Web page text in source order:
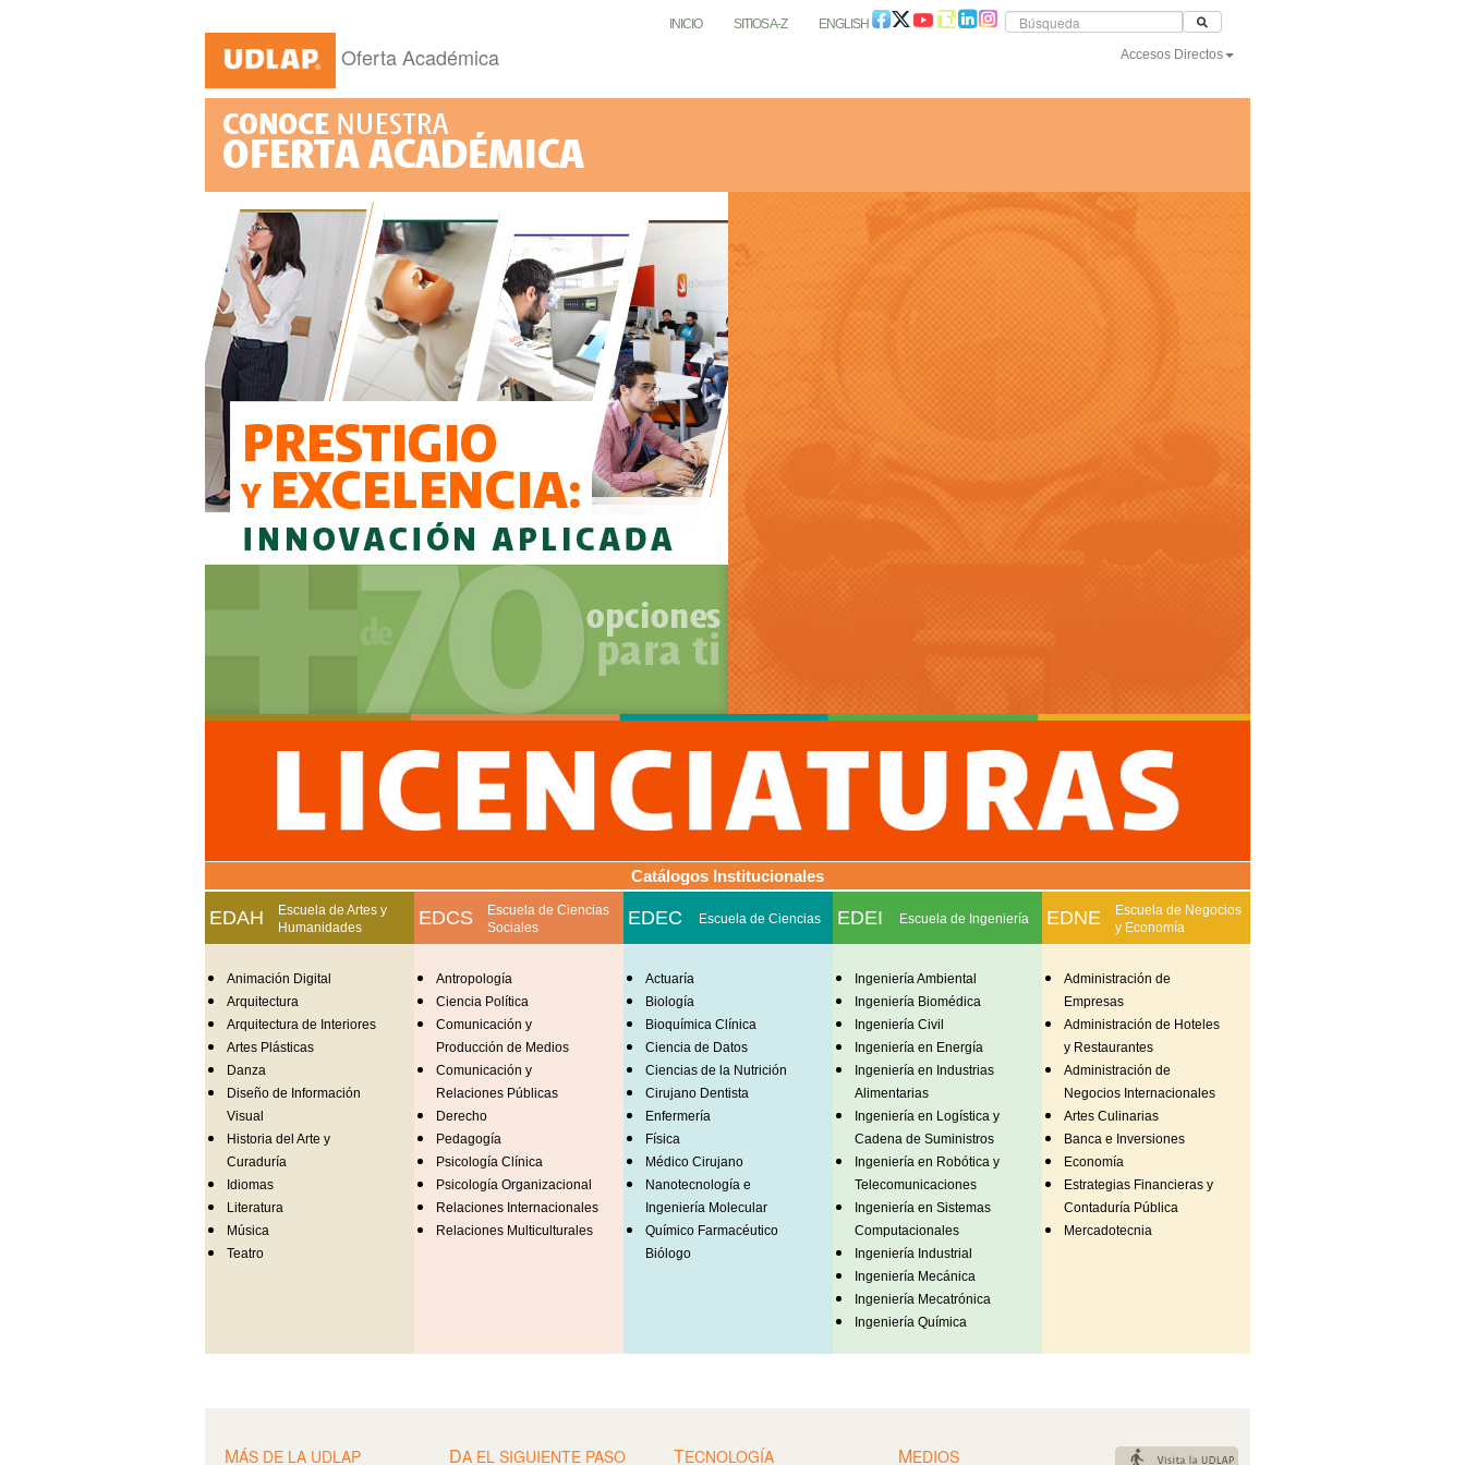
INICIO SITIOS A-Z ENGLISH
Oferta Académica Accesos Directos
Catálogos Institucionales
EDAH
Escuela de Artes y
Humanidades
EDCS
Escuela de Ciencias
Sociales
EDEC Escuela de Ciencias EDEI Escuela de Ingeniería EDNE
Escuela de Negocios
y Economía
Animación Digital
Arquitectura
Arquitectura de Interiores
Artes Plásticas
Danza
Diseño de Información
Visual
Historia del Arte y
Curaduría
Idiomas
Literatura
Música
Teatro
Antropología
Ciencia Política
Comunicación y
Producción de Medios
Comunicación y
Relaciones Públicas
Derecho
Pedagogía
Psicología Clínica
Psicología Organizacional
Relaciones Internacionales
Relaciones Multiculturales
Actuaría
Biología
Bioquímica Clínica
Ciencia de Datos
Ciencias de la Nutrición
Cirujano Dentista
Enfermería
Física
Médico Cirujano
Nanotecnología e
Ingeniería Molecular
Químico Farmacéutico
Biólogo
Ingeniería Ambiental
Ingeniería Biomédica
Ingeniería Civil
Ingeniería en Energía
Ingeniería en Industrias
Alimentarias
Ingeniería en Logística y
Cadena de Suministros
Ingeniería en Robótica y
Telecomunicaciones
Ingeniería en Sistemas
Computacionales
Ingeniería Industrial
Ingeniería Mecánica
Ingeniería Mecatrónica
Ingeniería Química
Administración de
Empresas
Administración de Hoteles
y Restaurantes
Administración de
Negocios Internacionales
Artes Culinarias
Banca e Inversiones
Economía
Estrategias Financieras y
Contaduría Pública
Mercadotecnia
MÁS DE LA UDLAP DA EL SIGUIENTE PASO TECNOLOGÍA MEDIOS